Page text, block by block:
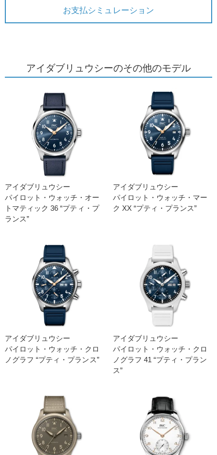
お支払シミュレーション
アイダブリュウシーのその他のモデル
アイダブリュウシー
パイロット・ウォッチ・オー
トマティック 36 “プティ・プ
ランス”
アイダブリュウシー
パイロット・ウォッチ・マー
ク XX “プティ・プランス”
アイダブリュウシー
パイロット・ウォッチ・クロ
ノグラフ “プティ・プランス”
アイダブリュウシー
パイロット・ウォッチ・クロ
ノグラフ 41 “プティ・プラン
ス”